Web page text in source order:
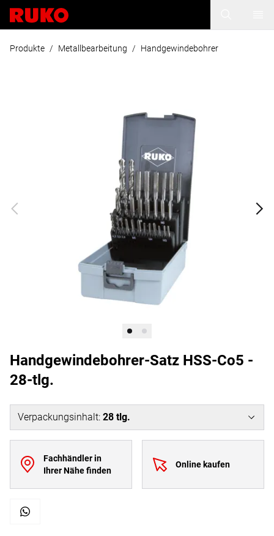
Produkte / Metallbearbeitung / Handgewindebohrer
Handgewindebohrer-Satz HSS-Co5 -
28-tlg.
Verpackungsinhalt: 28 tlg.
Fachhändler in
Ihrer Nähe finden
Online kaufen